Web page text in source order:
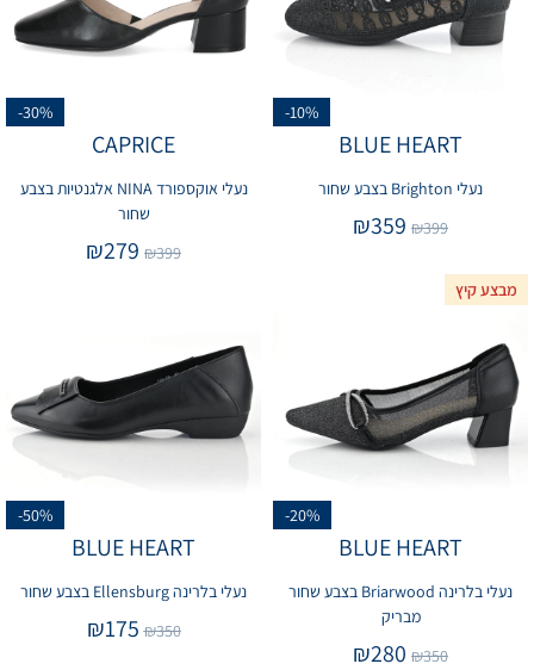
-10%
BLUE HEART
נעלי Brighton בצבע שחור
₪399
₪359
-30%
CAPRICE
נעלי אוקספורד NINA אלגנטיות בצבע
שחור
₪399
₪279
מבצע קיץ
-20%
BLUE HEART
נעלי בלרינה Briarwood בצבע שחור
מבריק
₪350
₪280
-50%
BLUE HEART
נעלי בלרינה Ellensburg בצבע שחור
₪350
₪175